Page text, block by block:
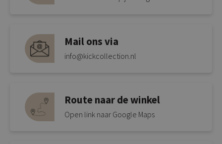
Mail ons via
info@kickcollection.nl
Route naar de winkel
Open link naar Google Maps